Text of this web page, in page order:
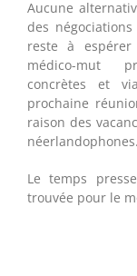
Aucune
des
reste à
médico-mut
concrètes et
prochaine
raison des
néerlandophones.
Le temps
trouvée pour le